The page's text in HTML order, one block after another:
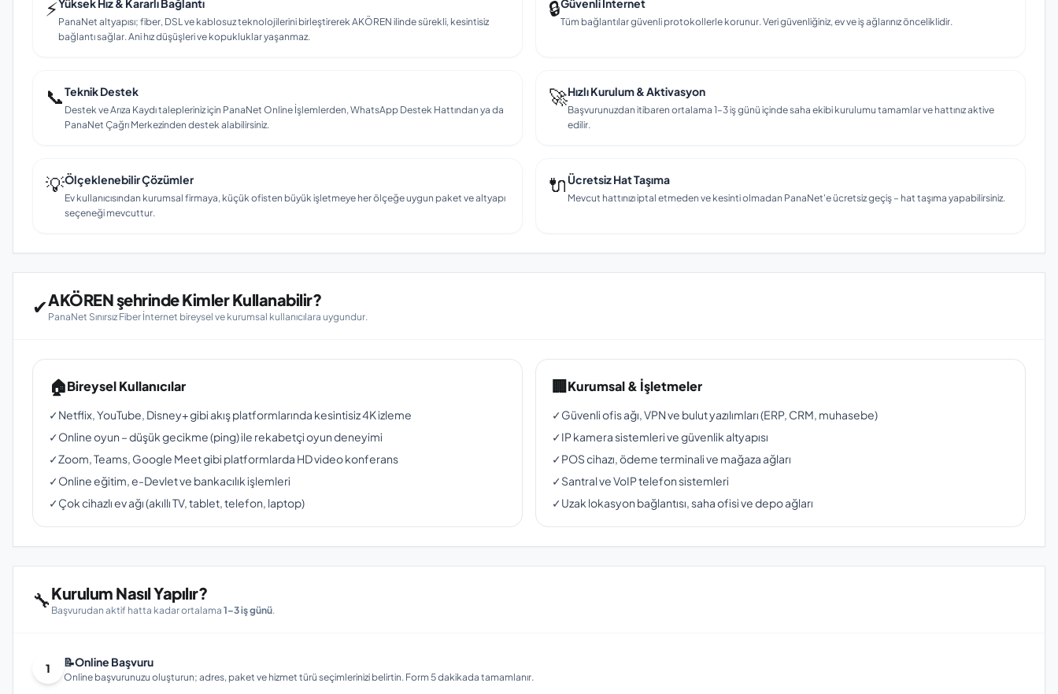
⚡Yüksek Hız & Kararlı Bağlantı
PanaNet altyapısı; fiber, DSL ve kablosuz teknolojilerini birleştirerek AKÖREN ilinde sürekli, kesintisiz
bağlantı sağlar. Ani hız düşüşleri ve kopukluklar yaşanmaz.
🔒Güvenli İnternet
Tüm bağlantılar güvenli protokollerle korunur. Veri güvenliğiniz, ev ve iş ağlarınız önceliklidir.
📞Teknik Destek
Destek ve Arıza Kaydı talepleriniz için PanaNet Online İşlemlerden, WhatsApp Destek Hattından ya da
PanaNet Çağrı Merkezinden destek alabilirsiniz.
🚀Hızlı Kurulum & Aktivasyon
Başvurunuzdan itibaren ortalama 1–3 iş günü içinde saha ekibi kurulumu tamamlar ve hattınız aktive
edilir.
💡Ölçeklenebilir Çözümler
Ev kullanıcısından kurumsal firmaya, küçük ofisten büyük işletmeye her ölçeğe uygun paket ve altyapı
seçeneği mevcuttur.
🔌Ücretsiz Hat Taşıma
Mevcut hattınızı iptal etmeden ve kesinti olmadan PanaNet'e ücretsiz geçiş – hat taşıma yapabilirsiniz.
✔AKÖREN şehrinde Kimler Kullanabilir?
PanaNet Sınırsız Fiber İnternet bireysel ve kurumsal kullanıcılara uygundur.
🏠Bireysel Kullanıcılar
✓Netflix, YouTube, Disney+ gibi akış platformlarında kesintisiz 4K izleme
✓Online oyun – düşük gecikme (ping) ile rekabetçi oyun deneyimi
✓Zoom, Teams, Google Meet gibi platformlarda HD video konferans
✓Online eğitim, e-Devlet ve bankacılık işlemleri
✓Çok cihazlı ev ağı (akıllı TV, tablet, telefon, laptop)
🏢Kurumsal & İşletmeler
✓Güvenli ofis ağı, VPN ve bulut yazılımları (ERP, CRM, muhasebe)
✓IP kamera sistemleri ve güvenlik altyapısı
✓POS cihazı, ödeme terminali ve mağaza ağları
✓Santral ve VoIP telefon sistemleri
✓Uzak lokasyon bağlantısı, saha ofisi ve depo ağları
🔧Kurulum Nasıl Yapılır?
Başvurudan aktif hatta kadar ortalama 1–3 iş günü.
1 📝Online Başvuru
Online başvurunuzu oluşturun; adres, paket ve hizmet türü seçimlerinizi belirtin. Form 5 dakikada tamamlanır.